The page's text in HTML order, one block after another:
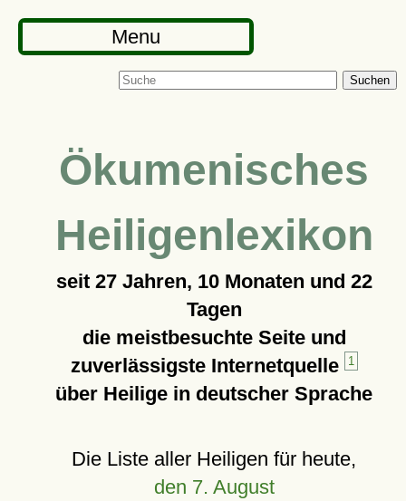
Menu
Suchen
Ökumenisches
Heiligenlexikon
seit 27 Jahren, 10 Monaten und 22
Tagen
die meistbesuchte Seite und
zuverlässigste Internetquelle
1
über Heilige in deutscher Sprache
Die Liste aller Heiligen für heute,
den 7. August